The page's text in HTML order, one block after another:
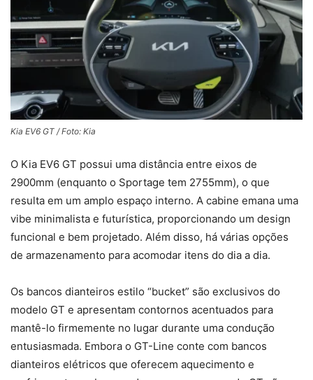
Kia EV6 GT / Foto: Kia
O Kia EV6 GT possui uma distância entre eixos de
2900mm (enquanto o Sportage tem 2755mm), o que
resulta em um amplo espaço interno. A cabine emana uma
vibe minimalista e futurística, proporcionando um design
funcional e bem projetado. Além disso, há várias opções
de armazenamento para acomodar itens do dia a dia.
Os bancos dianteiros estilo “bucket” são exclusivos do
modelo GT e apresentam contornos acentuados para
mantê-lo firmemente no lugar durante uma condução
entusiasmada. Embora o GT-Line conte com bancos
dianteiros elétricos que oferecem aquecimento e